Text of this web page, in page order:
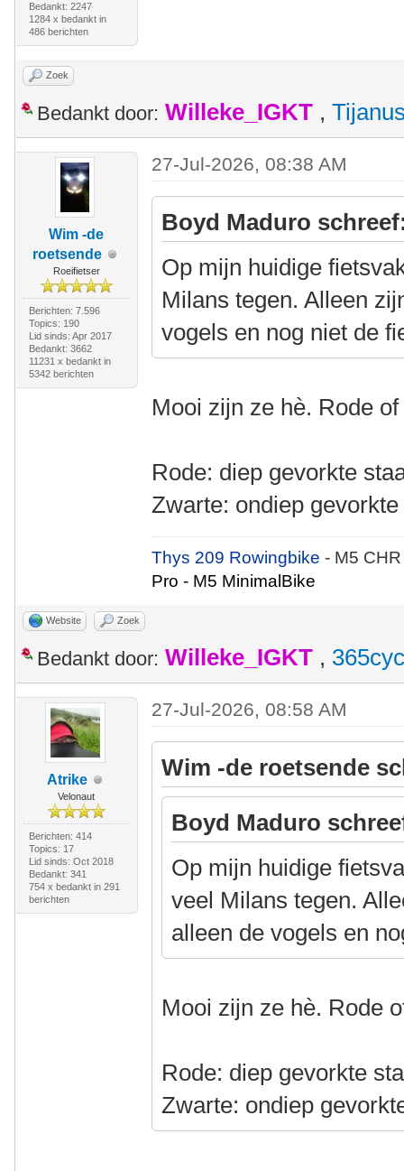
Bedankt: 2247
1284 x bedankt in
486 berichten
Zoek
Bedankt door: Willeke_IGKT ,
Wim -de
roetsende
Roeifietser
Berichten: 7.596
Topics: 190
Lid sinds: Apr 2017
Bedankt: 3662
11231 x bedankt in
5342 berichten
27-Jul-2026, 08:38 AM
Boyd Maduro
Op mijn huidige
Milans tegen. Alleen
vogels en nog niet de
Mooi zijn ze hè. Rode
Rode: diep gevorkte
Zwarte: ondiep
Thys 209 Rowingbike- M5
Pro - M5 MinimalBike
Website Zoek
Bedankt door: Willeke_IGKT ,
Atrike
Velonaut
Berichten: 414
Topics: 17
Lid sinds: Oct 2018
Bedankt: 341
754 x bedankt in 291
berichten
27-Jul-2026, 08:58 AM
Wim -de roetsende
Boyd Maduro
Op mijn huidige
veel Milans tegen.
alleen de vogels en
Mooi zijn ze hè. Rode
Rode: diep gevorkte
Zwarte: ondiep